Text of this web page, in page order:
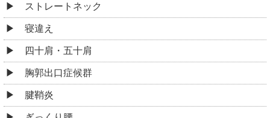
ストレートネック
寝違え
四十肩・五十肩
胸郭出口症候群
腱鞘炎